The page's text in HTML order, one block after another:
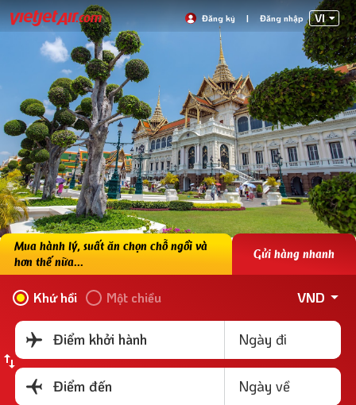
Đăng ký | Đăng nhập VI
Mua hành lý, suất ăn chọn chỗ ngồi và
hơn thế nữa...
Gửi hàng nhanh
Khứ hồi Một chiều VND
Điểm khởi hành Ngày đi
Điểm đến Ngày về